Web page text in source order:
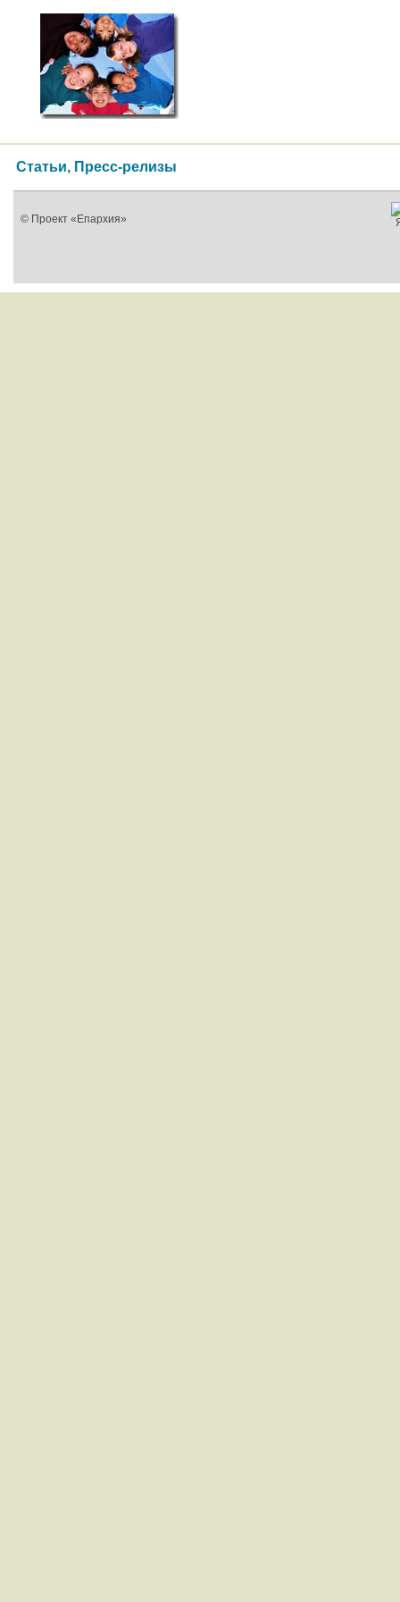
Статьи, Пресс-релизы
© Проект «Епархия»